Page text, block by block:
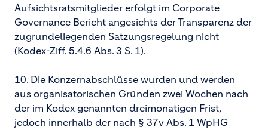
Aufsichtsratsmitglieder erfolgt im Corporate
Governance Bericht angesichts der Transparenz der
zugrundeliegenden Satzungsregelung nicht
(Kodex-Ziff. 5.4.6 Abs. 3 S. 1).
10. Die Konzernabschlüsse wurden und werden
aus organisatorischen Gründen zwei Wochen nach
der im Kodex genannten dreimonatigen Frist,
jedoch innerhalb der nach § 37v Abs. 1 WpHG